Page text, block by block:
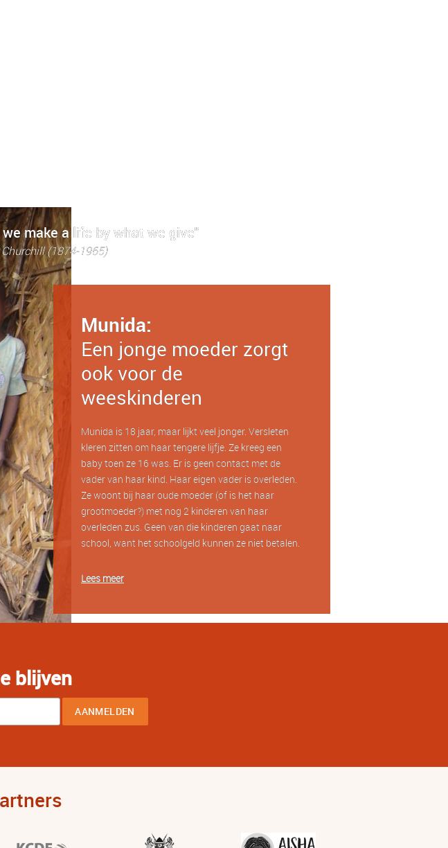
make a life by what we give"
(1874-1965)
Munida:
Een jonge moeder zorgt
ook voor de
weeskinderen
Munida is 18 jaar, maar lijkt veel jonger. Versleten
kleren zitten om haar tengere lijfje. Ze kreeg een
baby toen ze 16 was. Er is geen contact met de
vader van haar kind. Haar eigen vader is overleden.
Ze woont bij haar oude moeder (of is het haar
grootmoeder?) met nog 2 kinderen van haar
overleden zus. Geen van die kinderen gaat naar
school, want het schoolgeld kunnen ze niet betalen.
Lees meer
blijven